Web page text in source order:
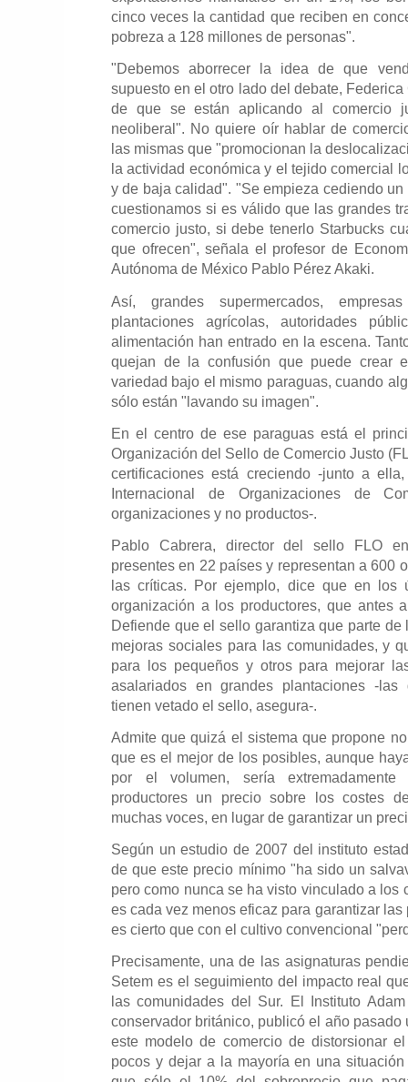
cinco veces la cantidad que reciben en
pobreza a 128 millones de personas".
"Debemos aborrecer la idea de que
supuesto en el otro lado del debate,
de que se están aplicando al comercio
neoliberal". No quiere oír hablar de
las mismas que "promocionan la
la actividad económica y el tejido comercial
y de baja calidad". "Se empieza cediendo
cuestionamos si es válido que las grandes
comercio justo, si debe tenerlo Starbucks
que ofrecen", señala el profesor de
Autónoma de México Pablo Pérez Akaki.
Así, grandes supermercados,
plantaciones agrícolas, autoridades
alimentación han entrado en la escena.
quejan de la confusión que puede crear
variedad bajo el mismo paraguas, cuando
sólo están "lavando su imagen".
En el centro de ese paraguas está el
Organización del Sello de Comercio Justo
certificaciones está creciendo -junto a
Internacional de Organizaciones de
organizaciones y no productos-.
Pablo Cabrera, director del sello FLO
presentes en 22 países y representan a 600
las críticas. Por ejemplo, dice que en los
organización a los productores, que antes
Defiende que el sello garantiza que parte
mejoras sociales para las comunidades, y
para los pequeños y otros para mejorar
asalariados en grandes plantaciones -las
tienen vetado el sello, asegura-.
Admite que quizá el sistema que propone
que es el mejor de los posibles, aunque
por el volumen, sería
productores un precio sobre los costes
muchas voces, en lugar de garantizar un
Según un estudio de 2007 del instituto
de que este precio mínimo "ha sido un
pero como nunca se ha visto vinculado a los
es cada vez menos eficaz para garantizar
es cierto que con el cultivo convencional
Precisamente, una de las asignaturas
Setem es el seguimiento del impacto real
las comunidades del Sur. El Instituto
conservador británico, publicó el año
este modelo de comercio de distorsionar
pocos y dejar a la mayoría en una